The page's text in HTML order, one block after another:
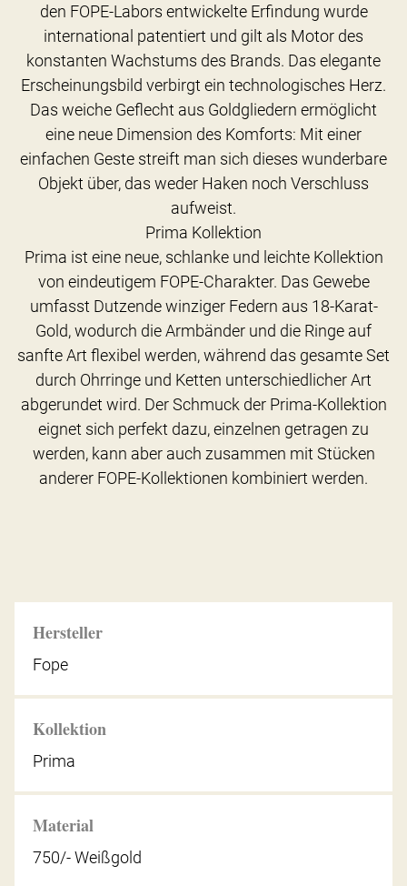
Hersteller
Fope
Kollektion
Prima
Material
750/- Weißgold
den FOPE-Labors entwickelte Erfindung wurde
international patentiert und gilt als Motor des
konstanten Wachstums des Brands. Das elegante
Erscheinungsbild verbirgt ein technologisches Herz.
Das weiche Geflecht aus Goldgliedern ermöglicht
eine neue Dimension des Komforts: Mit einer
einfachen Geste streift man sich dieses wunderbare
Objekt über, das weder Haken noch Verschluss
aufweist.
Prima Kollektion
Prima ist eine neue, schlanke und leichte Kollektion
von eindeutigem FOPE-Charakter. Das Gewebe
umfasst Dutzende winziger Federn aus 18-Karat-
Gold, wodurch die Armbänder und die Ringe auf
sanfte Art flexibel werden, während das gesamte Set
durch Ohrringe und Ketten unterschiedlicher Art
abgerundet wird. Der Schmuck der Prima-Kollektion
eignet sich perfekt dazu, einzelnen getragen zu
werden, kann aber auch zusammen mit Stücken
anderer FOPE-Kollektionen kombiniert werden.